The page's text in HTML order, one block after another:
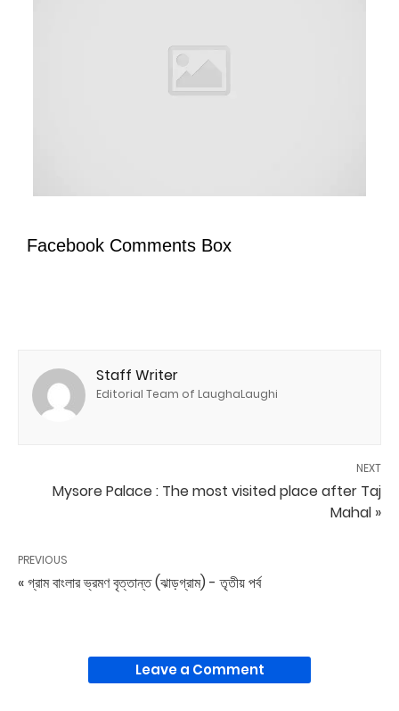
Facebook Comments Box
Staff Writer
Editorial Team of LaughaLaughi
NEXT
Mysore Palace : The most visited place after Taj
Mahal »
PREVIOUS
« গ্রাম বাংলার ভ্রমণ বৃত্তান্ত (ঝাড়গ্রাম) - তৃতীয় পর্ব
Leave a Comment